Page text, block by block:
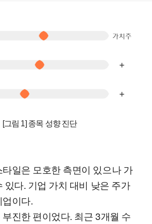
[그림 1] 종목 성향 진단
일은 모호한 측면이 있으나 가
있다. 기업 가치 대비 낮은 주가
이다.
진한 편이었다. 최근 3개월 수